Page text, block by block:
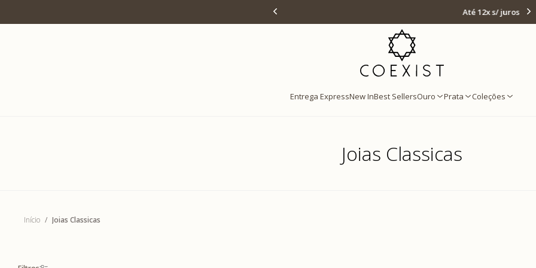
Entrega ExpressNew InBest SellersOuro Prata Coleções
Joias Classicas
Início Joias Classicas